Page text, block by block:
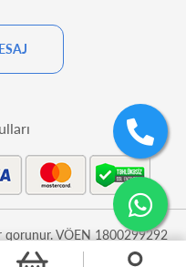
VÖEN 1800299292